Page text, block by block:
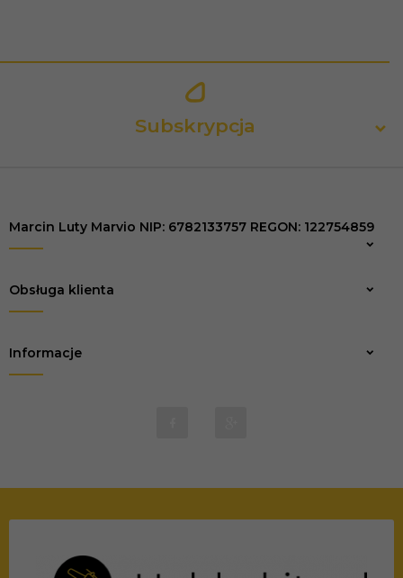
Subskrypcja
Marcin Luty Marvio NIP: 6782133757 REGON: 122754859
biuro@marvio-rc.pl
Obsługa klienta
Informacje